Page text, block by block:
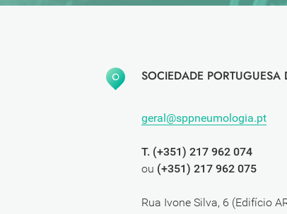
SOCIEDADE
geral@sppneumologia.pt
T. (+351) 217 962 074
ou (+351) 217 962 075
Rua Ivone Silva, 6 (Edifício